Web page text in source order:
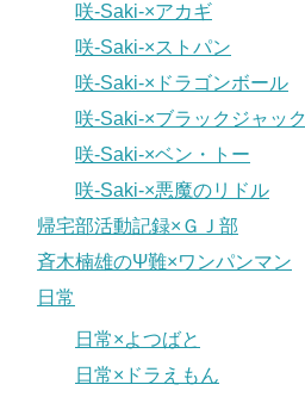
咲-Saki-×アカギ
咲-Saki-×ストパン
咲-Saki-×ドラゴンボール
咲-Saki-×ブラックジャック
咲-Saki-×ベン・トー
咲-Saki-×悪魔のリドル
帰宅部活動記録×ＧＪ部
斉木楠雄のΨ難×ワンパンマン
日常
日常×よつばと
日常×ドラえもん